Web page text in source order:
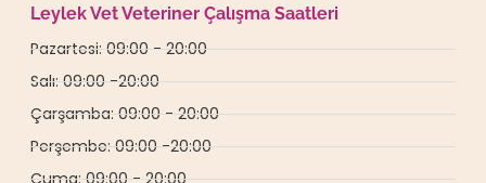
Leylek Vet Veteriner Çalışma Saatleri
Pazartesi: 09:00 - 20:00
Salı: 09:00 -20:00
Çarşamba: 09:00 - 20:00
Perşembe: 09:00 -20:00